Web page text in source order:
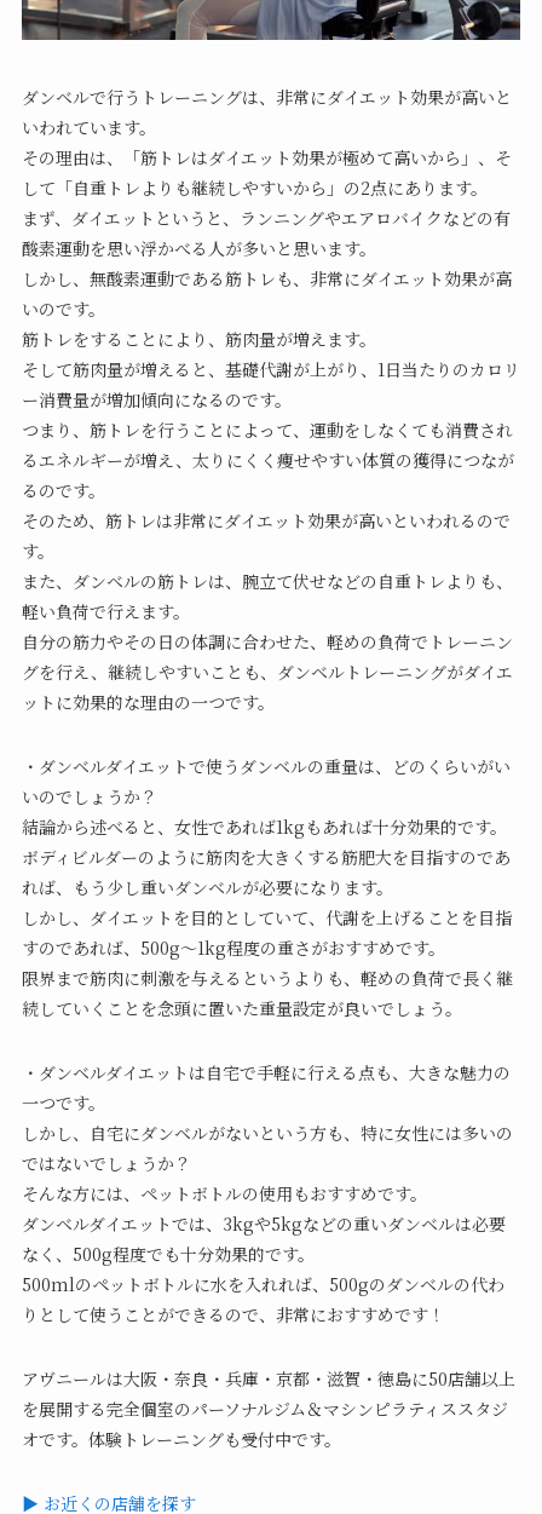
ダンベルで行うトレーニングは、非常にダイエット効果が高いと
いわれています。
その理由は、「筋トレはダイエット効果が極めて高いから」、そ
して「自重トレよりも継続しやすいから」の2点にあります。
まず、ダイエットというと、ランニングやエアロバイクなどの有
酸素運動を思い浮かべる人が多いと思います。
しかし、無酸素運動である筋トレも、非常にダイエット効果が高
いのです。
筋トレをすることにより、筋肉量が増えます。
そして筋肉量が増えると、基礎代謝が上がり、1日当たりのカロリ
ー消費量が増加傾向になるのです。
つまり、筋トレを行うことによって、運動をしなくても消費され
るエネルギーが増え、太りにくく痩せやすい体質の獲得につなが
るのです。
そのため、筋トレは非常にダイエット効果が高いといわれるので
す。
また、ダンベルの筋トレは、腕立て伏せなどの自重トレよりも、
軽い負荷で行えます。
自分の筋力やその日の体調に合わせた、軽めの負荷でトレーニン
グを行え、継続しやすいことも、ダンベルトレーニングがダイエ
ットに効果的な理由の一つです。
・ダンベルダイエットで使うダンベルの重量は、どのくらいがい
いのでしょうか？
結論から述べると、女性であれば1kgもあれば十分効果的です。
ボディビルダーのように筋肉を大きくする筋肥大を目指すのであ
れば、もう少し重いダンベルが必要になります。
しかし、ダイエットを目的としていて、代謝を上げることを目指
すのであれば、500g〜1kg程度の重さがおすすめです。
限界まで筋肉に刺激を与えるというよりも、軽めの負荷で長く継
続していくことを念頭に置いた重量設定が良いでしょう。
・ダンベルダイエットは自宅で手軽に行える点も、大きな魅力の
一つです。
しかし、自宅にダンベルがないという方も、特に女性には多いの
ではないでしょうか？
そんな方には、ペットボトルの使用もおすすめです。
ダンベルダイエットでは、3kgや5kgなどの重いダンベルは必要
なく、500g程度でも十分効果的です。
500mlのペットボトルに水を入れれば、500gのダンベルの代わ
りとして使うことができるので、非常におすすめです！
アヴニールは大阪・奈良・兵庫・京都・滋賀・徳島に50店舗以上
を展開する完全個室のパーソナルジム＆マシンピラティススタジ
オです。体験トレーニングも受付中です。
▶ お近くの店舗を探す